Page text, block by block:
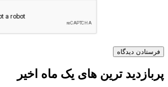
پربازدید ترین های یک ماه اخیر